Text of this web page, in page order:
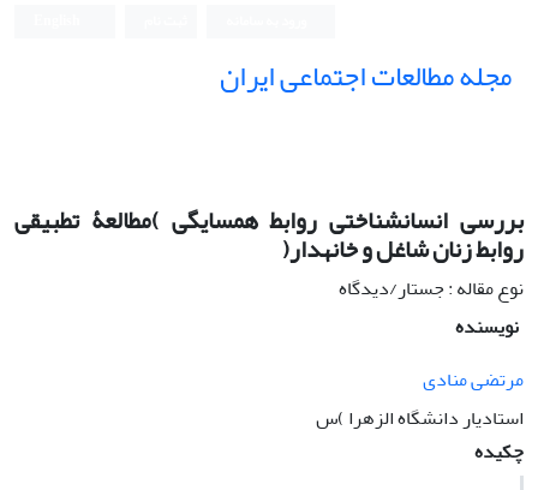
مجله مطالعات اجتماعی ایران
بررسی انسانشناختی روابط همسایگی )مطالعۀ تطبیقی
روابط زنان شاغل و خانهدار(
نوع مقاله : جستار/دیدگاه
نویسنده
مرتضی منادی
استادیار دانشگاه الزهرا )س
چکیده